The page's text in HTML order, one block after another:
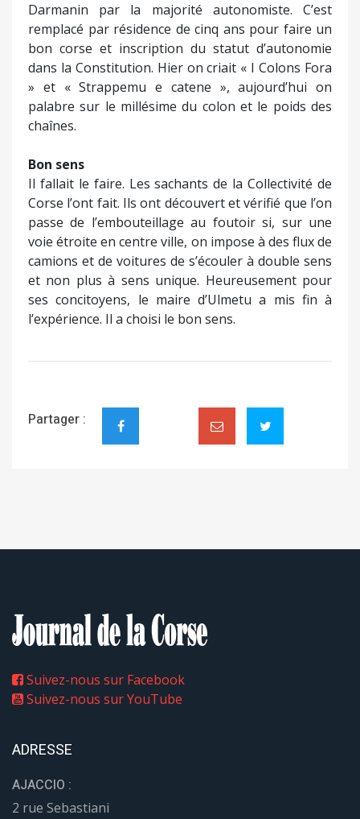
Darmanin par la majorité autonomiste. C’est
remplacé par résidence de cinq ans pour faire un
bon corse et inscription du statut d’autonomie
dans la Constitution. Hier on criait « I Colons Fora
» et « Strappemu e catene », aujourd’hui on
palabre sur le millésime du colon et le poids des
chaînes.
Bon sens
Il fallait le faire. Les sachants de la Collectivité de
Corse l’ont fait. Ils ont découvert et vérifié que l’on
passe de l’embouteillage au foutoir si, sur une
voie étroite en centre ville, on impose à des flux de
camions et de voitures de s’écouler à double sens
et non plus à sens unique. Heureusement pour
ses concitoyens, le maire d’Ulmetu a mis fin à
l’expérience. Il a choisi le bon sens.
Partager :
Suivez-nous sur Facebook
Suivez-nous sur YouTube
ADRESSE
AJACCIO :
2 rue Sebastiani